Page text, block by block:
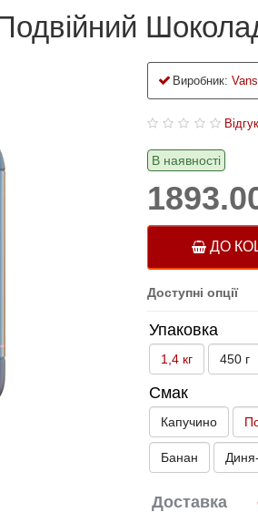
Виробник:
В наявності
ДО
Доступні опції
Упаковка
1,4 кг 450 г
Смак
Капучино
Банан
Доставка